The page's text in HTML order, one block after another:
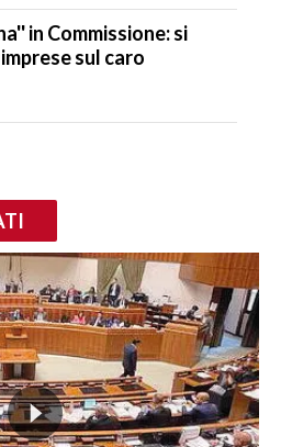
in Commissione: si
sul caro